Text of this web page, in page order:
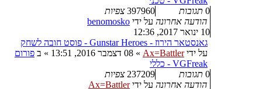
0 תגובות 397960 צפיות
הודעה אחרונה על ידי benomosko
10 ינואר 2017, 12:36
גאנסטאר הירוז - Gunstar Heroes - פוסט חובה לשחק
על ידיAx=Battler
» 08 דצמבר 2016, 13:51 » ב פורום
VGFreak - כללי
0 תגובות 237209 צפיות
הודעה אחרונה על ידיAx=Battler